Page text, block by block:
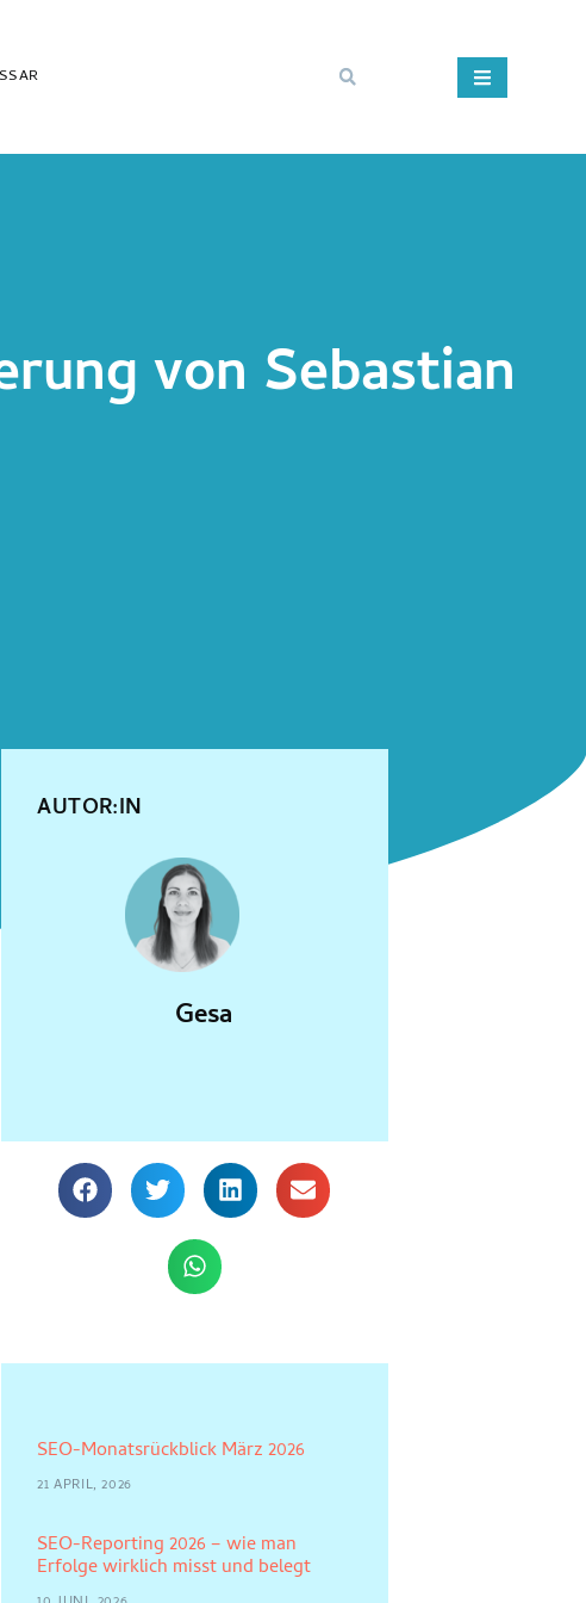
von Sebastian
AUTOR:IN
Gesa
SEO-Monatsrückblick März 2026
21 APRIL, 2026
SEO-Reporting 2026 – wie man
Erfolge wirklich misst und belegt